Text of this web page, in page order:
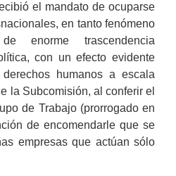
el mandato de ocuparse
en tanto fenómeno
enorme trascendencia
con un efecto evidente
humanos a escala
la Subcomisión, al conferir el
de Trabajo (prorrogado en
de encomendarle que se
empresas que actúan sólo